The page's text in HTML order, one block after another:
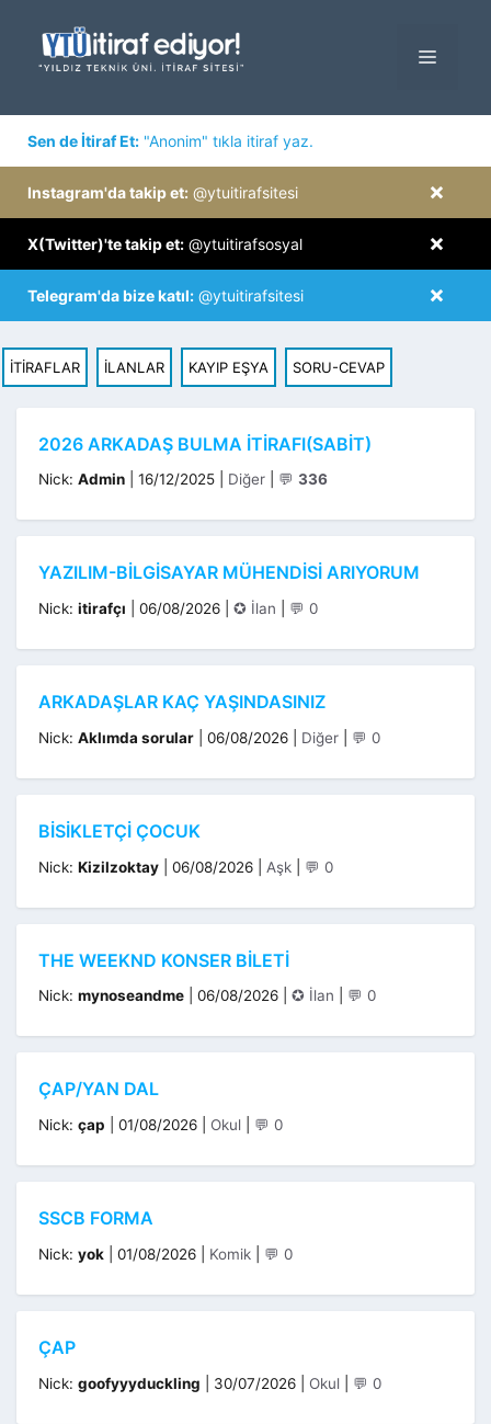
MENÜ
Sen de İtiraf Et: "Anonim" tıkla itiraf yaz.
×
Instagram'da takip et: @ytuitirafsitesi
×
X(Twitter)'te takip et: @ytuitirafsosyal
×
Telegram'da bize katıl: @ytuitirafsitesi
İTİRAFLAR İLANLAR KAYIP EŞYA SORU-CEVAP
2026 ARKADAŞ BULMA İTIRAFI(SABİT)
Nick: Admin 16/12/2025 Kategoriler
Diğer 💬 336
YAZILIM-BILGISAYAR MÜHENDISI ARIYORUM
Nick: itirafçı 06/08/2026 Kategoriler
✪ İlan 💬 0
ARKADAŞLAR KAÇ YAŞINDASINIZ
Nick: Aklımda sorular 06/08/2026 Kategoriler
Diğer 💬 0
BİSİKLETÇİ ÇOCUK
Nick: Kizilzoktay 06/08/2026 Kategoriler
Aşk 💬 0
THE WEEKND KONSER BILETI
Nick: mynoseandme 06/08/2026 Kategoriler
✪ İlan 💬 0
ÇAP/YAN DAL
Nick: çap 01/08/2026 Kategoriler
Okul 💬 0
SSCB FORMA
Nick: yok 01/08/2026 Kategoriler
Komik 💬 0
ÇAP
Nick: goofyyyduckling 30/07/2026 Kategoriler
Okul 💬 0